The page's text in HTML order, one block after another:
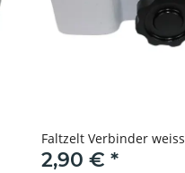
Faltzelt Verbinder weiss
2,90 € *